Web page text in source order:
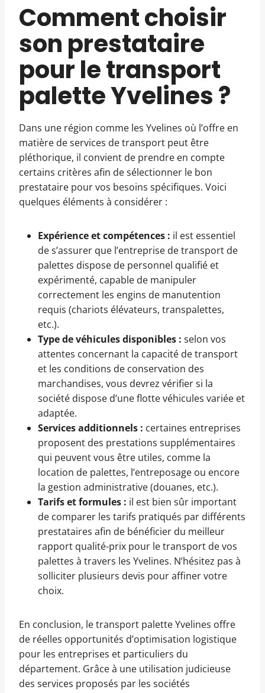
Comment choisir
son prestataire
pour le transport
palette Yvelines ?
Dans une région comme les Yvelines où l’offre en
matière de services de transport peut être
pléthorique, il convient de prendre en compte
certains critères afin de sélectionner le bon
prestataire pour vos besoins spécifiques. Voici
quelques éléments à considérer :
Expérience et compétences : il est essentiel
de s’assurer que l’entreprise de transport de
palettes dispose de personnel qualifié et
expérimenté, capable de manipuler
correctement les engins de manutention
requis (chariots élévateurs, transpalettes,
etc.).
Type de véhicules disponibles : selon vos
attentes concernant la capacité de transport
et les conditions de conservation des
marchandises, vous devrez vérifier si la
société dispose d’une flotte véhicules variée et
adaptée.
Services additionnels : certaines entreprises
proposent des prestations supplémentaires
qui peuvent vous être utiles, comme la
location de palettes, l’entreposage ou encore
la gestion administrative (douanes, etc.).
Tarifs et formules : il est bien sûr important
de comparer les tarifs pratiqués par différents
prestataires afin de bénéficier du meilleur
rapport qualité-prix pour le transport de vos
palettes à travers les Yvelines. N’hésitez pas à
solliciter plusieurs devis pour affiner votre
choix.
En conclusion, le transport palette Yvelines offre
de réelles opportunités d’optimisation logistique
pour les entreprises et particuliers du
département. Grâce à une utilisation judicieuse
des services proposés par les sociétés